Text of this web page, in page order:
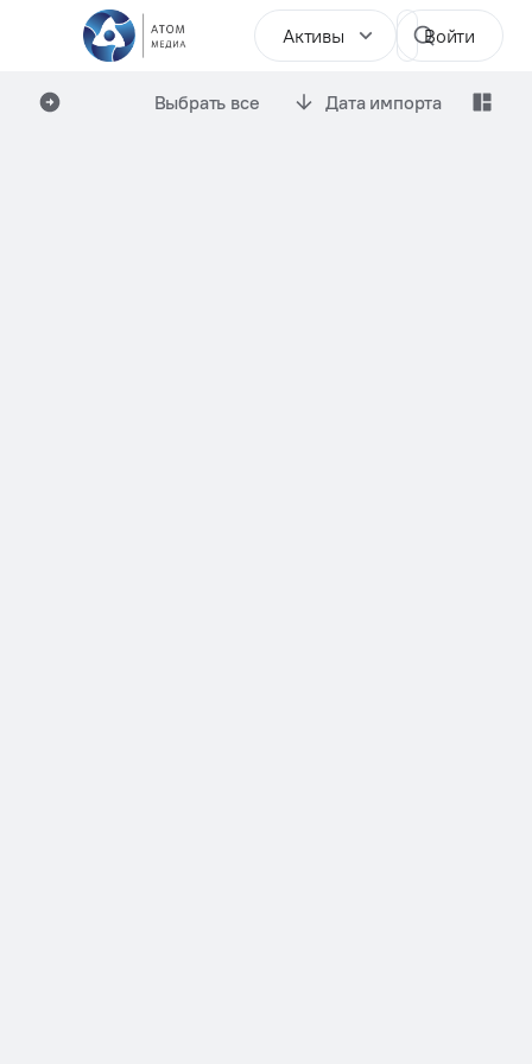
Активы Войти
Выбрать все Дата импорта